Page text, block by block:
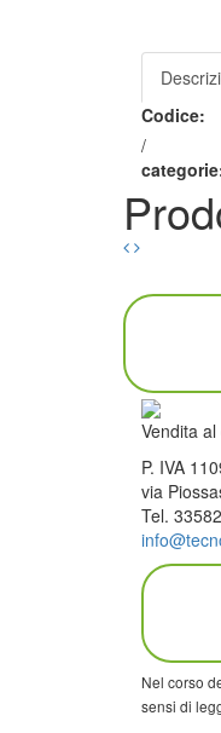
Codice:
/
Vendita
P. IVA
via
Tel.
Nel corso
sensi di